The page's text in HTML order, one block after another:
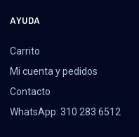
AYUDA
Carrito
Mi cuenta y pedidos
Contacto
WhatsApp: 310 283 6512